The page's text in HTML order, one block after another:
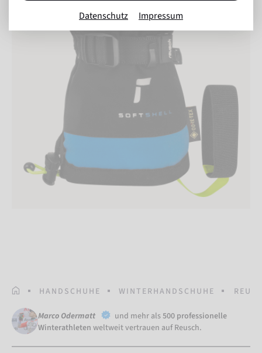
STARTSEITEHANDSCHUHE WINTERHANDSCHUHE
Marco Odermatt und mehr als500 professionelle
Winterathleten weltweit vertrauen auf Reusch.
Datenschutz Impressum